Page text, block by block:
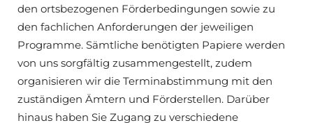
den ortsbezogenen Förderbedingungen sowie zu
den fachlichen Anforderungen der jeweiligen
Programme. Sämtliche benötigten Papiere werden
von uns sorgfältig zusammengestellt, zudem
organisieren wir die Terminabstimmung mit den
zuständigen Ämtern und Förderstellen. Darüber
hinaus haben Sie Zugang zu verschiedene